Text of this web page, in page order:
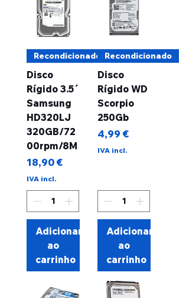
Recondicionado
Disco
Rígido 3.5´
Samsung
HD320LJ
320GB/72
00rpm/8M
Preço
18,90 €
IVA incl.
Adicionar
ao
carrinho
Recondicionado
Disco
Rígido WD
Scorpio
250Gb
Preço
4,99 €
IVA incl.
Adicionar
ao
carrinho